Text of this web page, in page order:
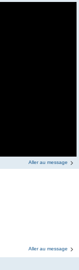
Aller au message
Aller au message